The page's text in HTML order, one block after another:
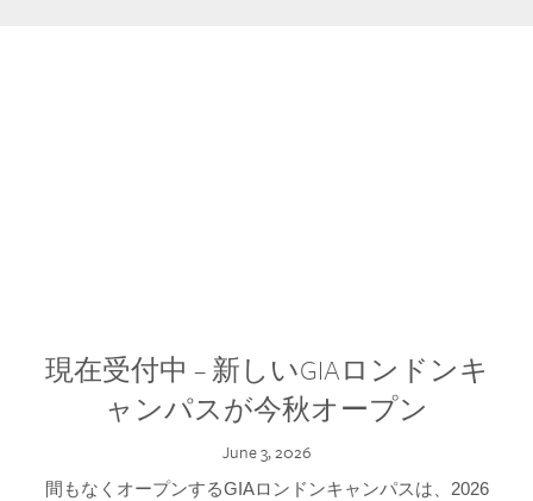
現在受付中 – 新しいGIAロンドンキ
ャンパスが今秋オープン
June 3, 2026
間もなくオープンするGIAロンドンキャンパスは、2026